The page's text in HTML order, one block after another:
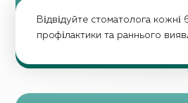
Відвідуйте стоматолога кожні
профілактики та раннього